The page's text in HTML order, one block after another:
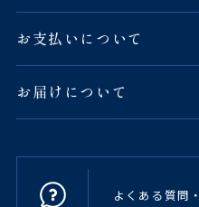
お支払いについて
お届けについて
よくある質問